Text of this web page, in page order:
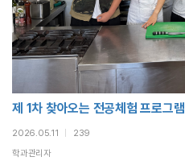
제 1차 찾아오는 전공체험 프로그램
2026.05.11
239
학과관리자